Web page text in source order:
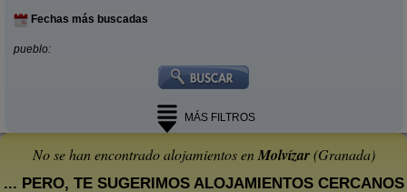
Fechas más buscadas
pueblo:
MÁS FILTROS
No se han encontrado alojamientos enMolvízar(Granada)
... PERO, TE SUGERIMOS ALOJAMIENTOS CERCANOS